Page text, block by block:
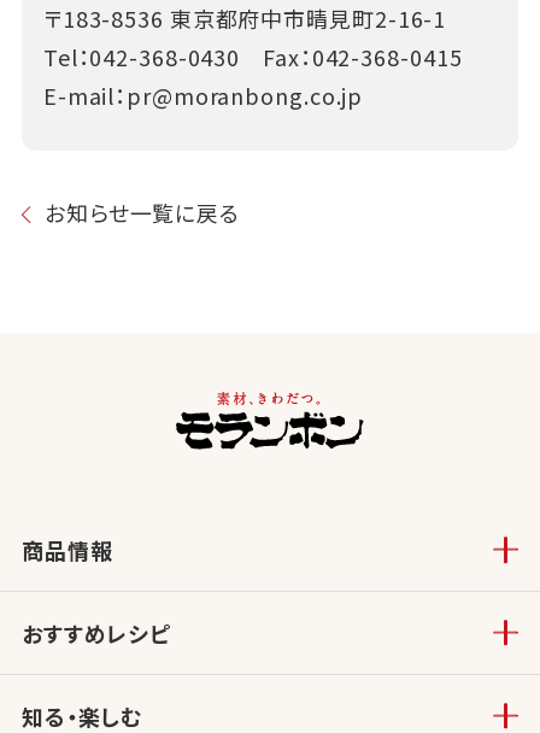
〒183-8536 東京都府中市晴見町2-16-1
Tel：042-368-0430 Fax：042-368-0415
E-mail： pr@moranbong.co.jp
お知らせ一覧に戻る
商品情報
おすすめレシピ
知る・楽しむ